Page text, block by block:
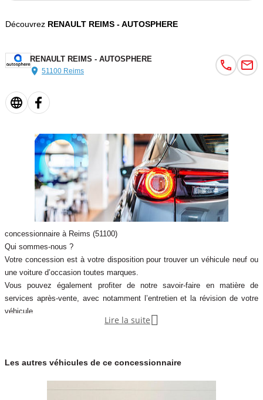
Découvrez RENAULT REIMS - AUTOSPHERE
RENAULT REIMS - AUTOSPHERE
51100 Reims
concessionnaire à Reims (51100)
Qui sommes-nous ?
Votre concession est à votre disposition pour trouver un véhicule neuf ou
une voiture d’occasion toutes marques.
Vous pouvez également profiter de notre savoir-faire en matière de
services après-vente, avec notamment l’entretien et la révision de votre
véhicule.
Notre concession fait partie du réseau de concessions d’Autosphere.fr,
Autosphere.fr c’est l’expérience de concessionnaires reconnus parmi un
Lire la suite 
Les autres véhicules de ce concessionnaire